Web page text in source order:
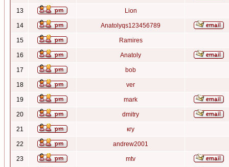
13 Lion
14 Anatolyqs123456789
15 Ramires
16 Anatoly
17 bob
18 ver
19 mark
20 dmitry
21 кгу
22 andrew2001
23 mtv